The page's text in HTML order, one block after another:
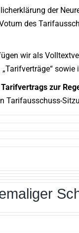
der
des
wir als
Tarifvertrags zur